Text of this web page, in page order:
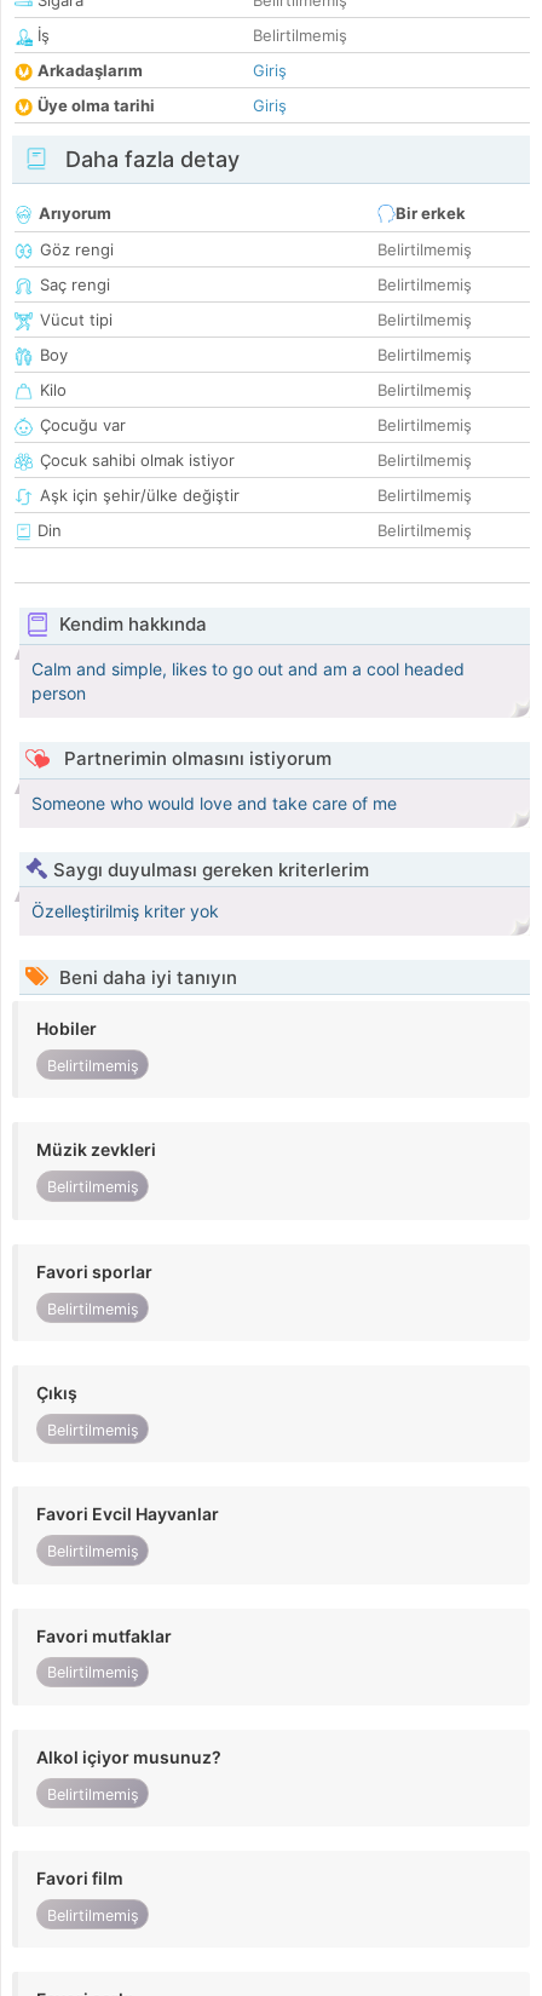
İş
Belirtilmemiş
Arkadaşlarım
Giriş
Üye olma tarihi
Giriş
Daha fazla detay
Arıyorum
Bir erkek
Göz rengi
Belirtilmemiş
Saç rengi
Belirtilmemiş
Vücut tipi
Belirtilmemiş
Boy
Belirtilmemiş
Kilo
Belirtilmemiş
Çocuğu var
Belirtilmemiş
Çocuk sahibi olmak istiyor
Belirtilmemiş
Aşk için şehir/ülke değiştir
Belirtilmemiş
Din
Belirtilmemiş
Kendim hakkında
Calm and simple, likes to go out and am a cool headed
person
Partnerimin olmasını istiyorum
Someone who would love and take care of me
Saygı duyulması gereken kriterlerim
Özelleştirilmiş kriter yok
Beni daha iyi tanıyın
Hobiler
Belirtilmemiş
Müzik zevkleri
Belirtilmemiş
Favori sporlar
Belirtilmemiş
Çıkış
Belirtilmemiş
Favori Evcil Hayvanlar
Belirtilmemiş
Favori mutfaklar
Belirtilmemiş
Alkol içiyor musunuz?
Belirtilmemiş
Favori film
Belirtilmemiş